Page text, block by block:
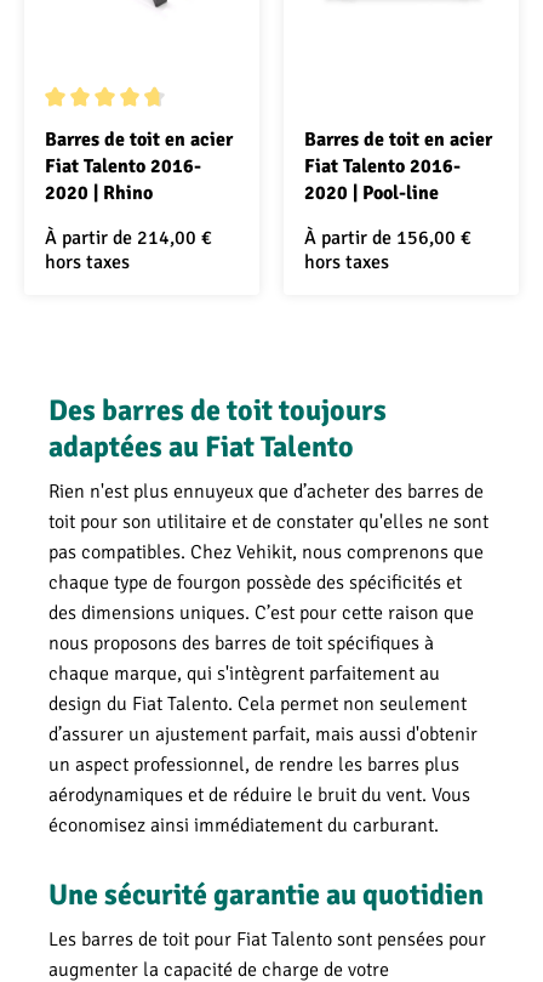
Note moyenne de 4.7 sur 5 étoiles
Barres de toit en acier
Fiat Talento 2016-
2020 | Rhino
À partir de 214,00 €
hors taxes
Barres de toit en acier
Fiat Talento 2016-
2020 | Pool-line
À partir de 156,00 €
hors taxes
Des barres de toit toujours
adaptées au Fiat Talento
Rien n'est plus ennuyeux que d’acheter des barres de
toit pour son utilitaire et de constater qu'elles ne sont
pas compatibles. Chez Vehikit, nous comprenons que
chaque type de fourgon possède des spécificités et
des dimensions uniques. C’est pour cette raison que
nous proposons des barres de toit spécifiques à
chaque marque, qui s'intègrent parfaitement au
design du Fiat Talento. Cela permet non seulement
d’assurer un ajustement parfait, mais aussi d'obtenir
un aspect professionnel, de rendre les barres plus
aérodynamiques et de réduire le bruit du vent. Vous
économisez ainsi immédiatement du carburant.
Une sécurité garantie au quotidien
Les barres de toit pour Fiat Talento sont pensées pour
augmenter la capacité de charge de votre